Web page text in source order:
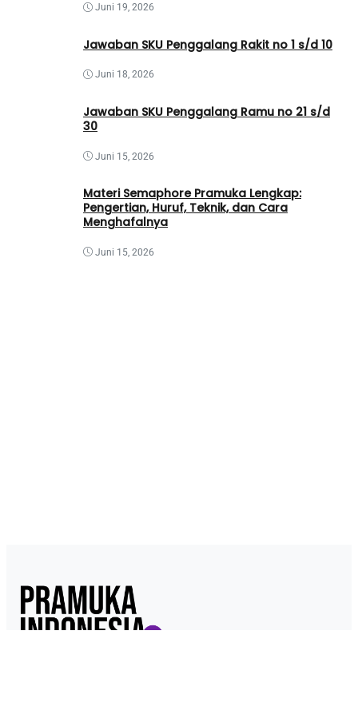
Juni 19, 2026
Jawaban SKU Penggalang Rakit no 1 s/d 10
Juni 18, 2026
Jawaban SKU Penggalang Ramu no 21 s/d
30
Juni 15, 2026
Materi Semaphore Pramuka Lengkap:
Pengertian, Huruf, Teknik, dan Cara
Menghafalnya
Juni 15, 2026